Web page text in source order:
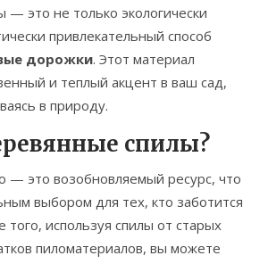
это не только экологически
привлекательный способ
дорожки. Этот материал
и теплый акцент в ваш сад,
в природу.
спилы?
— это возобновляемый ресурс, что
выбором для тех, кто заботится
того, используя спилы от старых
пиломатериалов, вы можете